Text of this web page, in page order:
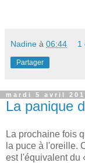
Nadine à 06:44 1
Partager
mardi 5 avril
La panique
La prochaine fois
la puce à l'oreille.
est l'équivalent du